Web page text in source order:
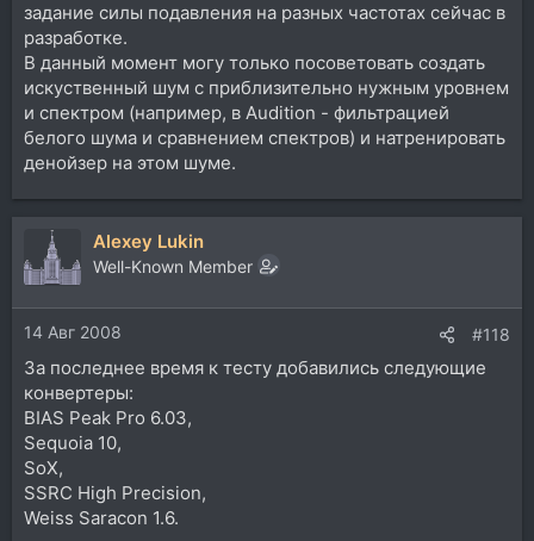
задание силы подавления на разных частотах сейчас в
разработке.
В данный момент могу только посоветовать создать
искуственный шум с приблизительно нужным уровнем
и спектром (например, в Audition - фильтрацией
белого шума и сравнением спектров) и натренировать
денойзер на этом шуме.
Alexey Lukin
Well-Known Member
14 Авг 2008 #118
За последнее время к тесту добавились следующие
конвертеры:
BIAS Peak Pro 6.03,
Sequoia 10,
SoX,
SSRC High Precision,
Weiss Saracon 1.6.